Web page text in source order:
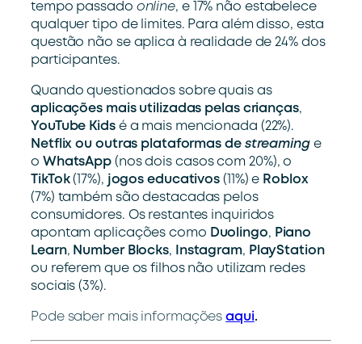
tempo passado online, e 17% não estabelece
qualquer tipo de limites. Para além disso, esta
questão não se aplica à realidade de 24% dos
participantes.
Quando questionados sobre quais as
aplicações mais utilizadas pelas crianças,
YouTube Kidsé a mais mencionada (22%).
Netflix ou outras plataformas de streaminge
o WhatsApp (nos dois casos com 20%), o
TikTok(17%), jogos educativos (11%) e Roblox
(7%) também são destacadas pelos
consumidores. Os restantes inquiridos
apontam aplicações como Duolingo, Piano
Learn, Number Blocks, Instagram, PlayStation
ou referem que os filhos não utilizam redes
sociais (3%).
Pode saber mais informaçõesaqui.